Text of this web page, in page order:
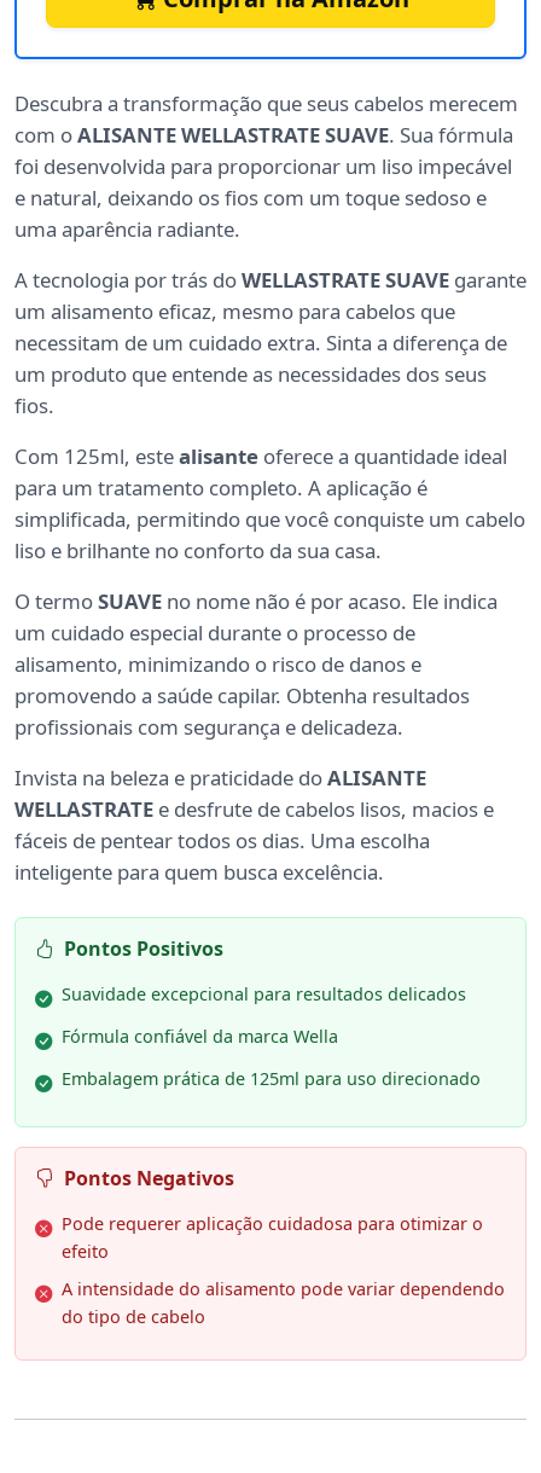
Descubra a transformação que seus cabelos merecem
com oALISANTE WELLASTRATE SUAVE. Sua fórmula
foi desenvolvida para proporcionar um liso impecável
e natural, deixando os fios com um toque sedoso e
uma aparência radiante.
A tecnologia por trás doWELLASTRATE SUAVE garante
um alisamento eficaz, mesmo para cabelos que
necessitam de um cuidado extra. Sinta a diferença de
um produto que entende as necessidades dos seus
fios.
Com 125ml, estealisante oferece a quantidade ideal
para um tratamento completo. A aplicação é
simplificada, permitindo que você conquiste um cabelo
liso e brilhante no conforto da sua casa.
O termoSUAVE no nome não é por acaso. Ele indica
um cuidado especial durante o processo de
alisamento, minimizando o risco de danos e
promovendo a saúde capilar. Obtenha resultados
profissionais com segurança e delicadeza.
Invista na beleza e praticidade doALISANTE
WELLASTRATE e desfrute de cabelos lisos, macios e
fáceis de pentear todos os dias. Uma escolha
inteligente para quem busca excelência.
Pontos Positivos
Suavidade excepcional para resultados delicados
Fórmula confiável da marca Wella
Embalagem prática de 125ml para uso direcionado
Pontos Negativos
Pode requerer aplicação cuidadosa para otimizar o
efeito
A intensidade do alisamento pode variar dependendo
do tipo de cabelo